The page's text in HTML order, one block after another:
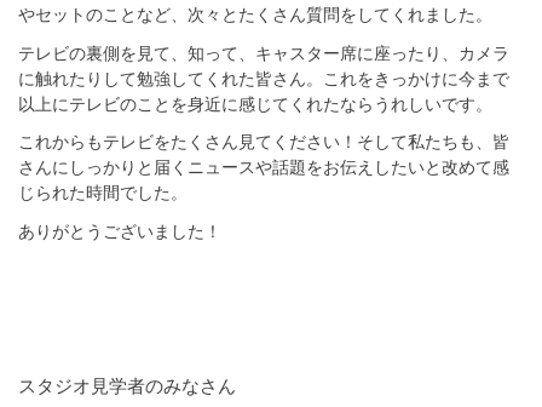
やセットのことなど、次々とたくさん質問をしてくれました。
テレビの裏側を見て、知って、キャスター席に座ったり、カメラ
に触れたりして勉強してくれた皆さん。これをきっかけに今まで
以上にテレビのことを身近に感じてくれたならうれしいです。
これからもテレビをたくさん見てください！そして私たちも、皆
さんにしっかりと届くニュースや話題をお伝えしたいと改めて感
じられた時間でした。
ありがとうございました！
スタジオ見学者のみなさん